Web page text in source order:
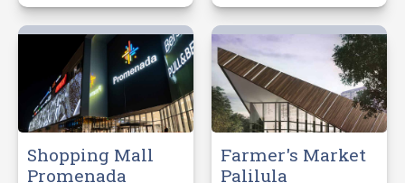
Shopping Mall
Promenada
Farmer's Market
Palilula